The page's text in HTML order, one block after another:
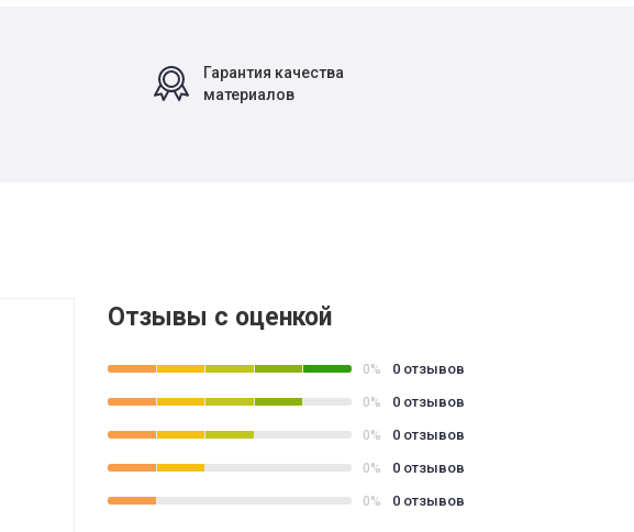
Гарантия качества
материалов
Отзывы с оценкой
0% 0 отзывов
0% 0 отзывов
0% 0 отзывов
0% 0 отзывов
0% 0 отзывов